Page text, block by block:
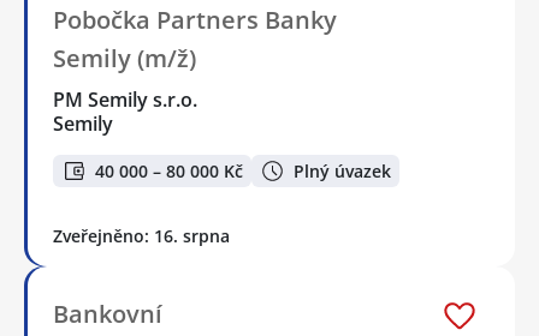
Pobočka Partners Banky
Semily (m/ž)
PM Semily s.r.o.
Semily
40 000 – 80 000 Kč Plný úvazek
Zveřejněno: 16. srpna
Bankovní